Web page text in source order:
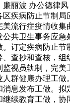
丽波 办公德律
疾病防止节制
流行症疫情收
共卫生事务应
订定疾病防止
查抄和查核，
视员轨制，完
群健康办理工
息发布工做。
续教育工做，